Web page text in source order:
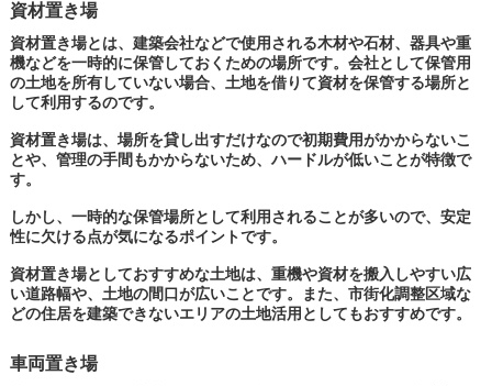
資材置き場
資材置き場とは、建築会社などで使用される木材や石材、器具や重
機などを一時的に保管しておくための場所です。会社として保管用
の土地を所有していない場合、土地を借りて資材を保管する場所と
して利用するのです。
資材置き場は、場所を貸し出すだけなので初期費用がかからないこ
とや、管理の手間もかからないため、ハードルが低いことが特徴で
す。
しかし、一時的な保管場所として利用されることが多いので、安定
性に欠ける点が気になるポイントです。
資材置き場としておすすめな土地は、重機や資材を搬入しやすい広
い道路幅や、土地の間口が広いことです。また、市街化調整区域な
どの住居を建築できないエリアの土地活用としてもおすすめです。
車両置き場